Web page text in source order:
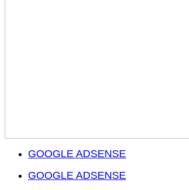
GOOGLE ADSENSE
GOOGLE ADSENSE